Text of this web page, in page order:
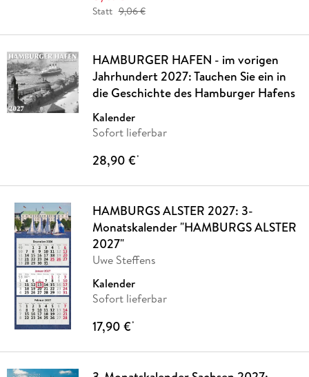
Statt 9,06 €
HAMBURGER HAFEN - im vorigen
Jahrhundert 2027: Tauchen Sie ein in
die Geschichte des Hamburger Hafens
Kalender
Sofort lieferbar
28,90 €*
HAMBURGS ALSTER 2027: 3-
Monatskalender "HAMBURGS ALSTER
2027"
Uwe Steffens
Kalender
Sofort lieferbar
17,90 €*